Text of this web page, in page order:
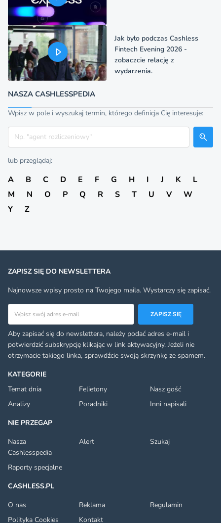
Jak było podczas Cashless
Fintech Evening 2026 -
zobaczcie relację z
wydarzenia.
NASZA CASHLESSPEDIA
Wpisz w pole i wyszukaj termin, którego definicja Cię interesuje:
Szukaj
lub przeglądaj:
A B C D E F G H I J K
L
M
N O P Q R S T U V
W
Y
Z
KATEGORIE
Temat dnia
Felietony
Nasz gość
Analizy
Poradniki
Inni napisali
NIE PRZEGAP
Nasza
Cashlesspedia
Alert Szukaj
Raporty specjalne
CASHLESS.PL
O nas
Reklama
Regulamin
Polityka Cookies
Kontakt
ZAPISZ SIĘ DO NEWSLETTERA
Najnowsze wpisy prosto na Twojego maila. Wystarczy się zapisać.
ZAPISZ SIĘ
Aby zapisać się do newslettera, należy podać adres e-mail i
potwierdzić subskrypcję klikając w link aktywacyjny. Jeżeli nie
otrzymacie takiego linka, sprawdźcie swoją skrzynkę ze spamem.